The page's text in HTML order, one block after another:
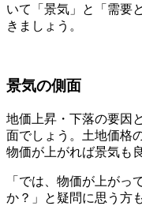
いて「景気」と「需要
きましょう。
景気の側面
地価上昇・下落の要因
面でしょう。土地価格
物価が上がれば景気も
「では、物価が上がっ
か？」と疑問に思う方